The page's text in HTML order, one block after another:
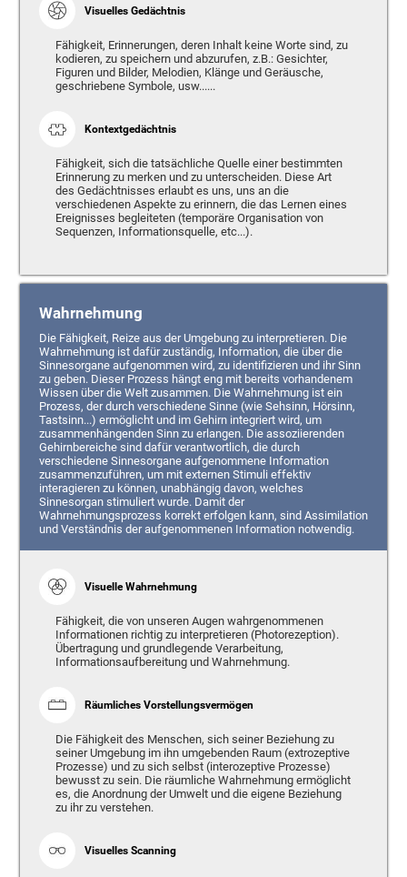
Visuelles Gedächtnis
Fähigkeit, Erinnerungen, deren Inhalt keine Worte sind, zu
kodieren, zu speichern und abzurufen, z.B.: Gesichter,
Figuren und Bilder, Melodien, Klänge und Geräusche,
geschriebene Symbole, usw......
Kontextgedächtnis
Fähigkeit, sich die tatsächliche Quelle einer bestimmten
Erinnerung zu merken und zu unterscheiden. Diese Art
des Gedächtnisses erlaubt es uns, uns an die
verschiedenen Aspekte zu erinnern, die das Lernen eines
Ereignisses begleiteten (temporäre Organisation von
Sequenzen, Informationsquelle, etc...).
Wahrnehmung
Die Fähigkeit, Reize aus der Umgebung zu interpretieren. Die
Wahrnehmung ist dafür zuständig, Information, die über die
Sinnesorgane aufgenommen wird, zu identifizieren und ihr Sinn
zu geben. Dieser Prozess hängt eng mit bereits vorhandenem
Wissen über die Welt zusammen. Die Wahrnehmung ist ein
Prozess, der durch verschiedene Sinne (wie Sehsinn, Hörsinn,
Tastsinn...) ermöglicht und im Gehirn integriert wird, um
zusammenhängenden Sinn zu erlangen. Die assoziierenden
Gehirnbereiche sind dafür verantwortlich, die durch
verschiedene Sinnesorgane aufgenommene Information
zusammenzuführen, um mit externen Stimuli effektiv
interagieren zu können, unabhängig davon, welches
Sinnesorgan stimuliert wurde. Damit der
Wahrnehmungsprozess korrekt erfolgen kann, sind Assimilation
und Verständnis der aufgenommenen Information notwendig.
Visuelle Wahrnehmung
Fähigkeit, die von unseren Augen wahrgenommenen
Informationen richtig zu interpretieren (Photorezeption).
Übertragung und grundlegende Verarbeitung,
Informationsaufbereitung und Wahrnehmung.
Räumliches Vorstellungsvermögen
Die Fähigkeit des Menschen, sich seiner Beziehung zu
seiner Umgebung im ihn umgebenden Raum (extrozeptive
Prozesse) und zu sich selbst (interozeptive Prozesse)
bewusst zu sein. Die räumliche Wahrnehmung ermöglicht
es, die Anordnung der Umwelt und die eigene Beziehung
zu ihr zu verstehen.
Visuelles Scanning